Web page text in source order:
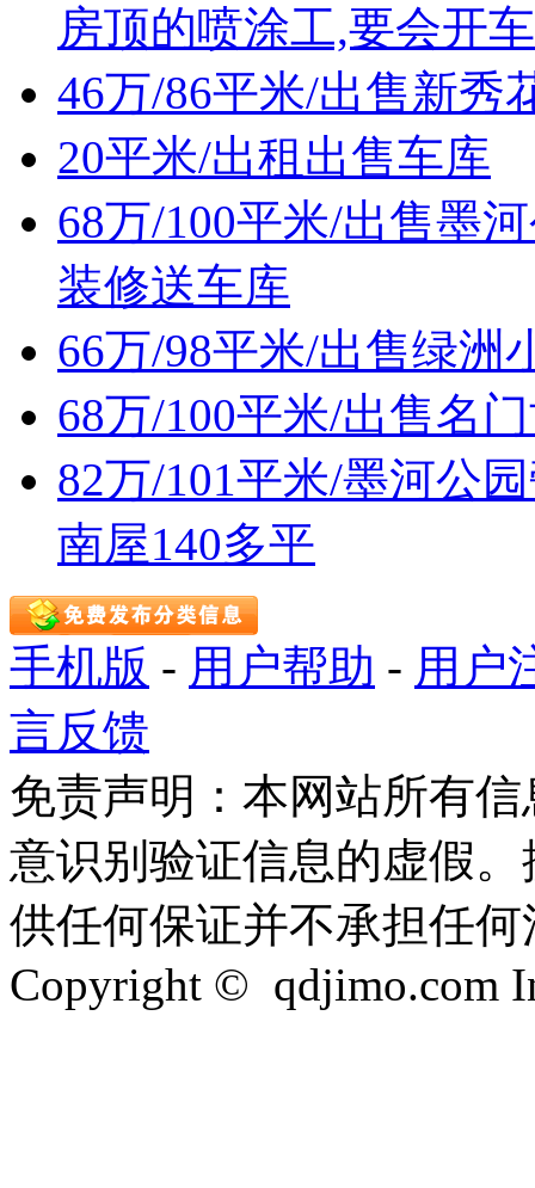
房顶的喷涂工,要会开车
46万/86平米/出售新秀
20平米/出租出售车库
68万/100平米/出售墨
装修送车库
66万/98平米/出售绿洲
68万/100平米/出售名
82万/101平米/墨河公
南屋140多平
手机版 - 用户帮助 - 用户
言反馈
免责声明：本网站所有
意识别验证信息的虚假
供任何保证并不承担任
Copyright © qdjimo.com